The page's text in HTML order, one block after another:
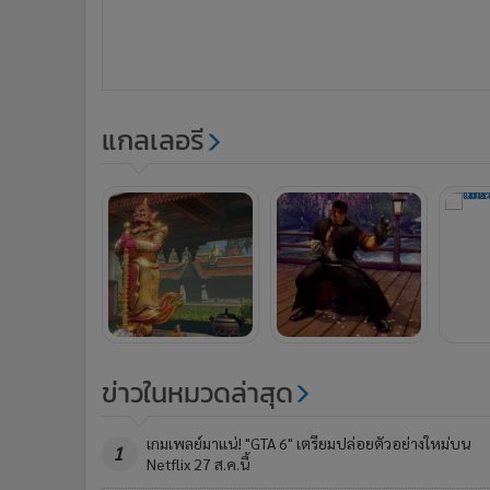
แกลเลอรี
ข่าวในหมวดล่าสุด
1
เกมเพลย์มาแน่! "GTA 6" เตรียมปล่อยตัวอย่างใหม่บน
Netflix 27 ส.ค.นี้